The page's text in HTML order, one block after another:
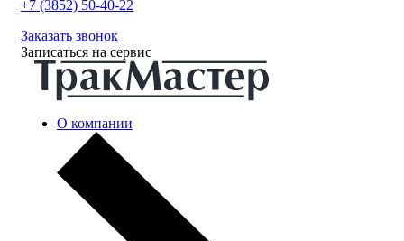
+7 (3852) 50-40-22
Заказать звонок
Записаться на сервис
О компании